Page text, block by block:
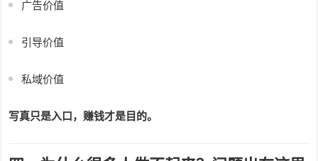
广告价值
引导价值
私域价值
写真只是入口，赚钱才是目的。